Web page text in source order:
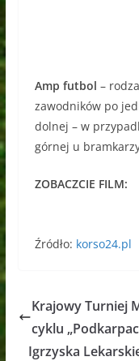
Amp futbol –
zawodników po
dolnej – w
górnej u
ZOBACZCIE FILM:
Źródło: korso24.pl
Krajowy Turniej
cyklu
Igrzyska